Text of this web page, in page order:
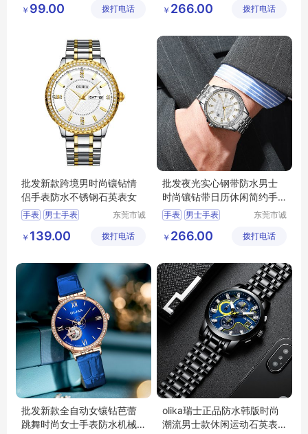
电子表
表有限公
￥ 99.00 拨打电话
电子表
表有限公
￥ 266.00 拨打电话
批发新款跨境男时尚镶钻情
侣手表防水不锈钢石英表女
手表 男士手表
电子表
东莞市诚
表有限公
￥ 139.00 拨打电话
批发夜光实心钢带防水男士
时尚镶钻带日历休闲简约手
表男
手表 男士手表
电子表
东莞市诚
表有限公
￥ 266.00 拨打电话
批发新款全自动女镶钻芭蕾
跳舞时尚女士手表防水机械
olika瑞士正品防水韩版时尚
潮流男士款休闲运动石英表